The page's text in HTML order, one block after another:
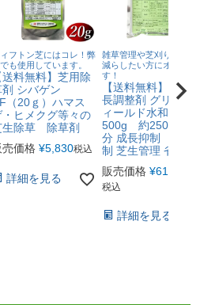
フトン芝にはコレ！弊
も使用しています。
送料無料】芝用除
剤 シバゲン
（20ｇ）ハマス
・ヒメクグ等々の
生除草 除草剤
売価格 ¥5,830税込
詳細を見る
雑草管理や芝刈りの頻度
減らしたい方にオススメ
す！
【送料無料】植物
長調整剤 グリーン
ィールド水和剤
500g 約2500平米
分 成長抑制 雑草
制 芝生管理 省管理
販売価格 ¥61,600
税込
詳細を見る